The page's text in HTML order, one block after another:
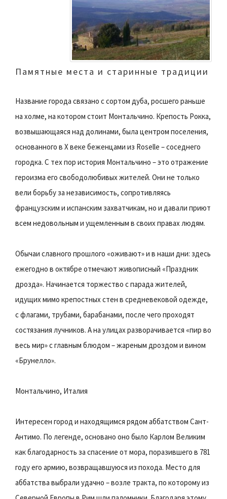
Памятные места и старинные традиции
Название города связано с сортом дуба, росшего раньше
на холме, на котором стоит Монтальчино. Крепость Рокка,
возвышающаяся над долинами, была центром поселения,
основанного в Х веке беженцами из Roselle – соседнего
городка. С тех пор история Монтальчино – это отражение
героизма его свободолюбивых жителей. Они не только
вели борьбу за независимость, сопротивляясь
французским и испанским захватчикам, но и давали приют
всем недовольным и ущемленным в своих правах людям.
Обычаи славного прошлого «оживают» и в наши дни: здесь
ежегодно в октябре отмечают живописный «Праздник
дрозда». Начинается торжество с парада жителей,
идущих мимо крепостных стен в средневековой одежде,
с флагами, трубами, барабанами, после чего проходят
состязания лучников. А на улицах разворачивается «пир во
весь мир» с главным блюдом – жареным дроздом и вином
«Брунелло».
Монтальчино, Италия
Интересен город и находящимся рядом аббатством Сант-
Антимо. По легенде, основано оно было Карлом Великим
как благодарность за спасение от мора, поразившего в 781
году его армию, возвращавшуюся из похода. Место для
аббатства выбрали удачно – возле тракта, по которому из